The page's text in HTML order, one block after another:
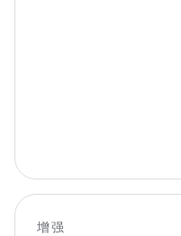
增强